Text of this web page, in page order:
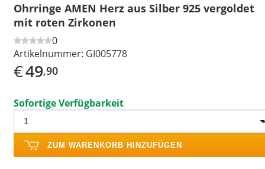
Ohrringe AMEN Herz aus Silber 925 vergoldet
mit roten Zirkonen
0
Artikelnummer: GI005778
€49,90
Sofortige Verfügbarkeit
ZUM WARENKORB HINZUFÜGEN